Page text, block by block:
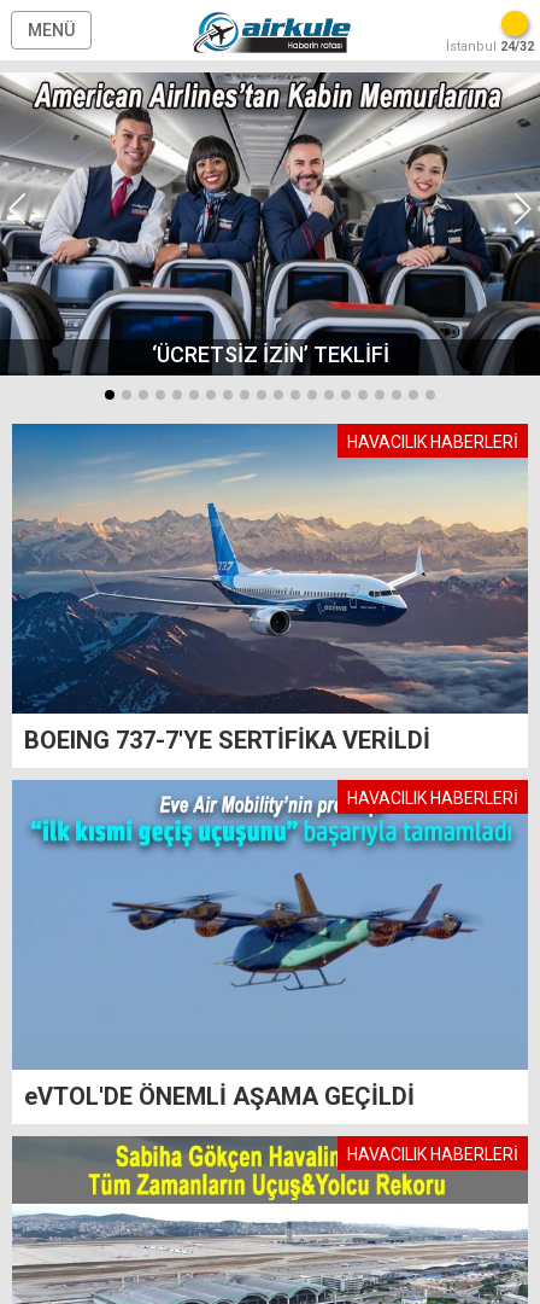
MENÜ
İstanbul 24/32
‘ÜCRETSİZ İZİN’ TEKLİFİ
HAVACILIK HABERLERİ
BOEING 737-7'YE SERTİFİKA VERİLDİ
HAVACILIK HABERLERİ
eVTOL'DE ÖNEMLİ AŞAMA GEÇİLDİ
HAVACILIK HABERLERİ